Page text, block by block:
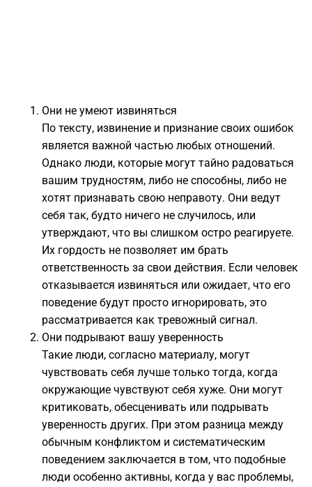
Они не умеют извиняться
По тексту, извинение и признание своих ошибок
является важной частью любых отношений.
Однако люди, которые могут тайно радоваться
вашим трудностям, либо не способны, либо не
хотят признавать свою неправоту. Они ведут
себя так, будто ничего не случилось, или
утверждают, что вы слишком остро реагируете.
Их гордость не позволяет им брать
ответственность за свои действия. Если человек
отказывается извиняться или ожидает, что его
поведение будут просто игнорировать, это
рассматривается как тревожный сигнал.
Они подрывают вашу уверенность
Такие люди, согласно материалу, могут
чувствовать себя лучше только тогда, когда
окружающие чувствуют себя хуже. Они могут
критиковать, обесценивать или подрывать
уверенность других. При этом разница между
обычным конфликтом и систематическим
поведением заключается в том, что подобные
люди особенно активны, когда у вас проблемы,